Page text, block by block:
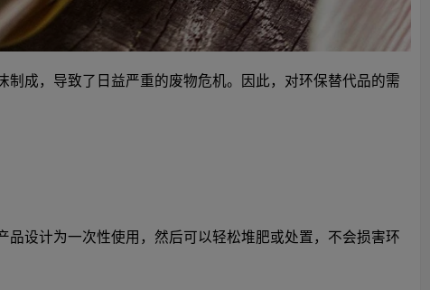
成，导致了日益严重的废物危机。因此，对环保替代品的需
设计为一次性使用，然后可以轻松堆肥或处置，不会损害环